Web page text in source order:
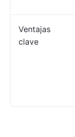
Ventajas
clave